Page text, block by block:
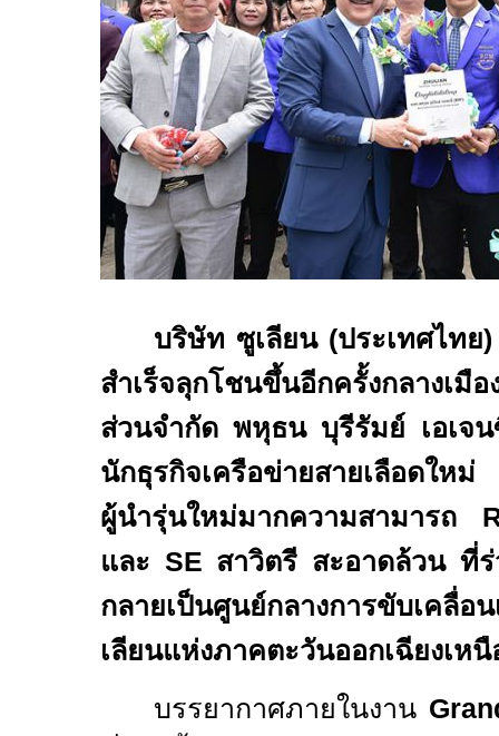
บริษัท ซูเลียน (ประเทศไทย
สำเร็จลุกโชนขึ้นอีกครั้งกลางเมื
ส่วนจำกัด พหุธน บุรีรัมย์ เอเจ
นักธุรกิจเครือข่ายสายเลือดให
ผู้นำรุ่นใหม่มากความสามารถ
และ SE สาวิตรี สะอาดล้วน ที่
กลายเป็นศูนย์กลางการขับเคลื่อ
เลียนแห่งภาคตะวันออกเฉียงเหนื
บรรยากาศภายในงาน